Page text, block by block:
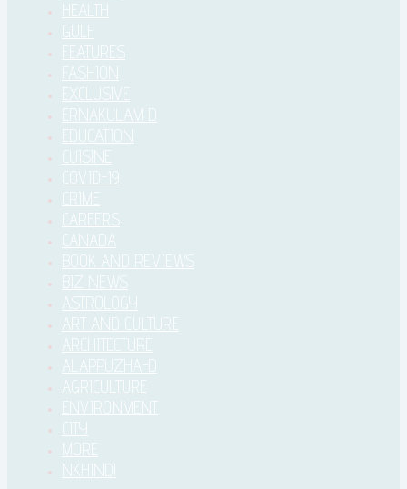
HEALTH
GULF
FEATURES
FASHION
EXCLUSIVE
ERNAKULAM D
EDUCATION
CUISINE
COVID-19
CRIME
CAREERS
CANADA
BOOK AND REVIEWS
BIZ NEWS
ASTROLOGY
ART AND CULTURE
ARCHITECTURE
ALAPPUZHA-D
AGRICULTURE
ENVIRONMENT
CITY
MORE
NKHINDI